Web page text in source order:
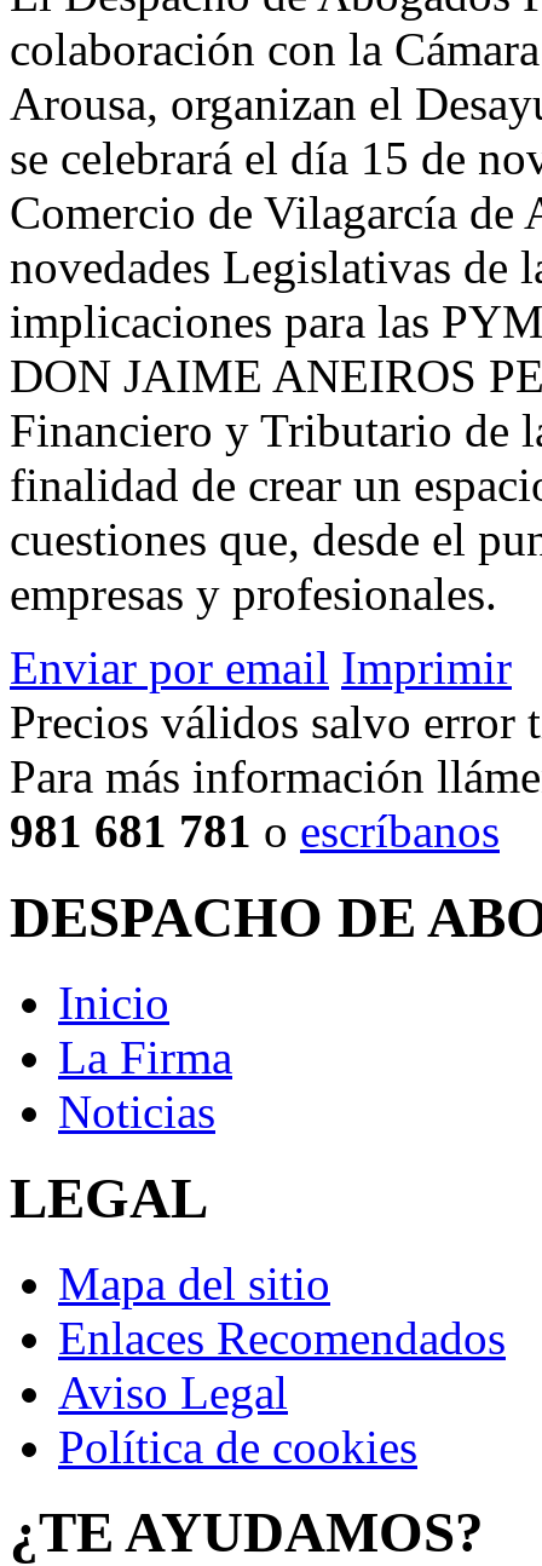
colaboración con la
Arousa, organizan el
se celebrará el día 15 de
Comercio de Vilagarcía de
novedades Legislativas de
implicaciones para las
DON JAIME ANEIROS
Financiero y Tributario de
finalidad de crear un
cuestiones que, desde el
empresas y profesionales.
Enviar por email Imprimir
Precios válidos salvo
Para más información
981 681 781 o escríbanos
DESPACHO DE
Inicio
La Firma
Noticias
LEGAL
Mapa del sitio
Enlaces Recomendados
Aviso Legal
Política de cookies
¿TE AYUDAMOS?